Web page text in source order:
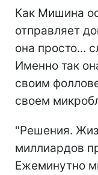
Как Мишина
отправляет
она просто...
Именно так
своим
своем
"Решения.
миллиардов
Ежеминутно